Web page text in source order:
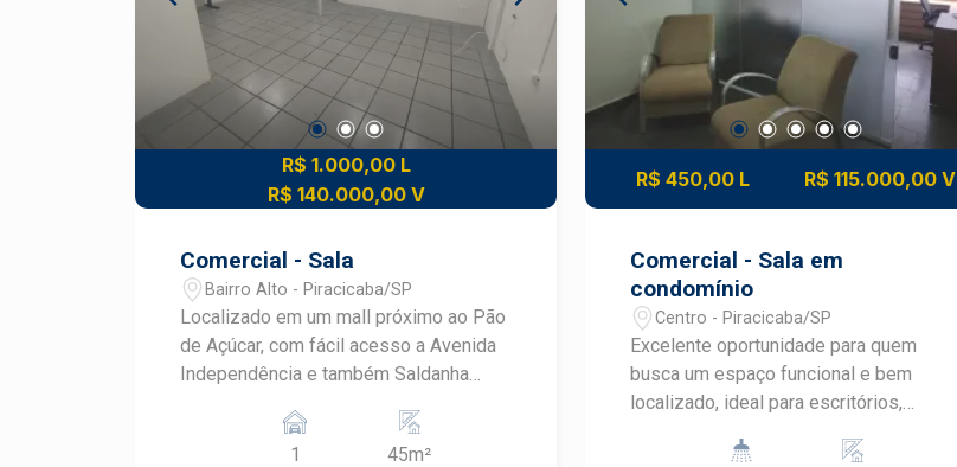
R$ 1.000,00 L
R$ 140.000,00 V
Comercial - Sala
Bairro Alto - Piracicaba/SP
Localizado em um mall próximo ao Pão
de Açúcar, com fácil acesso a Avenida
Independência e também Saldanha
grandes comércios e serviços, além de
ficar próximo a renomados prédios
1 45m²
R$ 450,00 L R$ 115.000,00 V
Comercial - Sala em
condomínio
Centro - Piracicaba/SP
Excelente oportunidade para quem
busca um espaço funcional e bem
localizado, ideal para escritórios,
imóvel conta com: Sala ampla com dois